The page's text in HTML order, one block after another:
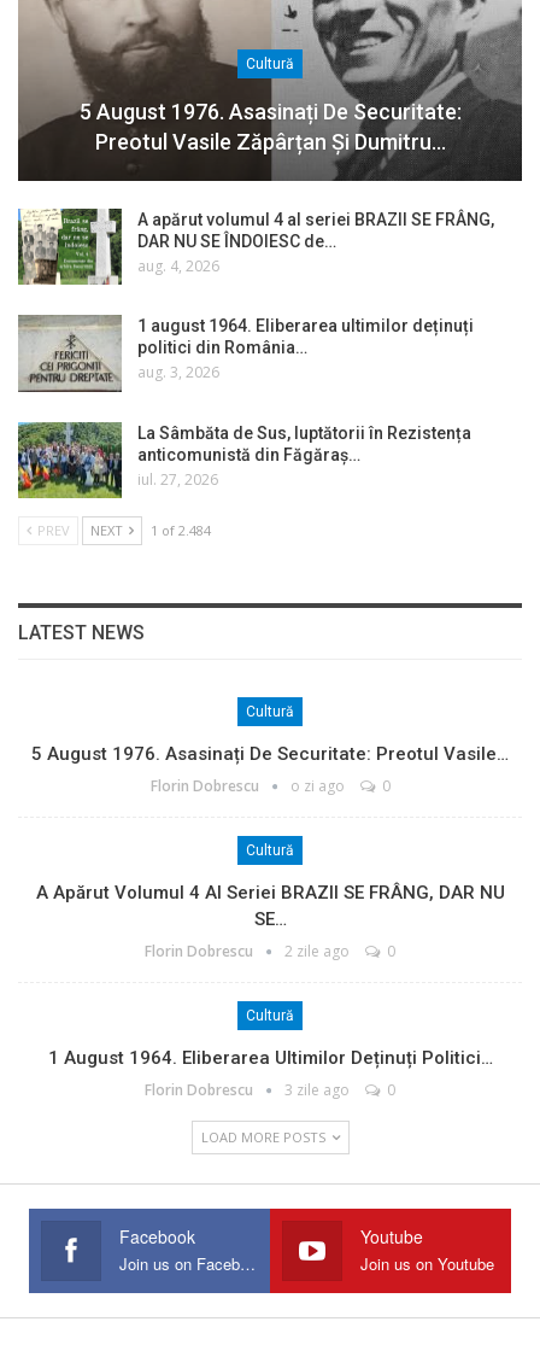
Cultură
5 August 1976. Asasinați De Securitate:
Preotul Vasile Zăpârțan Și Dumitru…
A apărut volumul 4 al seriei BRAZII SE FRÂNG,
DAR NU SE ÎNDOIESC de…
aug. 4, 2026
1 august 1964. Eliberarea ultimilor deținuți
politici din România…
aug. 3, 2026
La Sâmbăta de Sus, luptătorii în Rezistența
anticomunistă din Făgăraș…
iul. 27, 2026
PREV NEXT 1 of 2.484
LATEST NEWS
Cultură
5 August 1976. Asasinați De Securitate: Preotul Vasile…
Florin Dobrescu o zi ago 0
Cultură
A Apărut Volumul 4 Al Seriei BRAZII SE FRÂNG, DAR NU
SE…
Florin Dobrescu 2 zile ago 0
Cultură
1 August 1964. Eliberarea Ultimilor Deținuți Politici…
Florin Dobrescu 3 zile ago 0
LOAD MORE POSTS
Facebook
Join us on Facebook
Youtube
Join us on Youtube